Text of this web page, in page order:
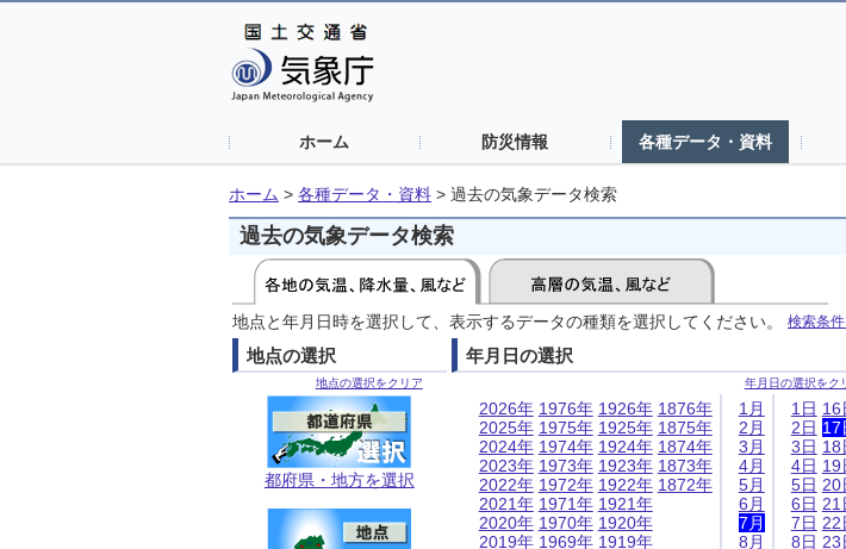
ホーム 防災情報 各種データ・資料
ホーム > 各種データ・資料 > 過去の気象データ検索
過去の気象データ検索
地点と年月日時を選択して、表示するデータの種類を選択してください。 検索条
地点の選択
地点の選択をクリア
都府県・地方を選択
年月日の選択
年月日の選択をク
2026年
2025年
2024年
2023年
2022年
2021年
2020年
2019年
1976年
1975年
1974年
1973年
1972年
1971年
1970年
1969年
1926年
1925年
1924年
1923年
1922年
1921年
1920年
1919年
1876年
1875年
1874年
1873年
1872年
1月
2月
3月
4月
5月
6月
7月
8月
1日
2日
3日
4日
5日
6日
7日
8日
16
17
18
19
20
21
22
23